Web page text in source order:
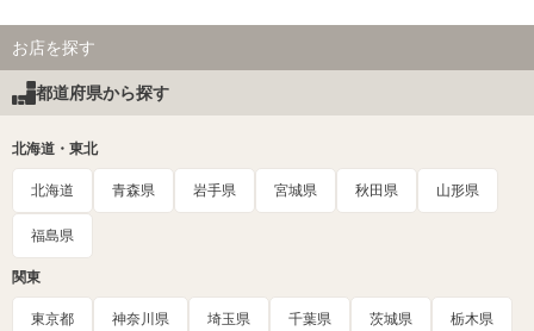
お店を探す
都道府県から探す
北海道・東北
北海道 青森県 岩手県 宮城県 秋田県 山形県
福島県
関東
東京都 神奈川県 埼玉県 千葉県 茨城県 栃木県